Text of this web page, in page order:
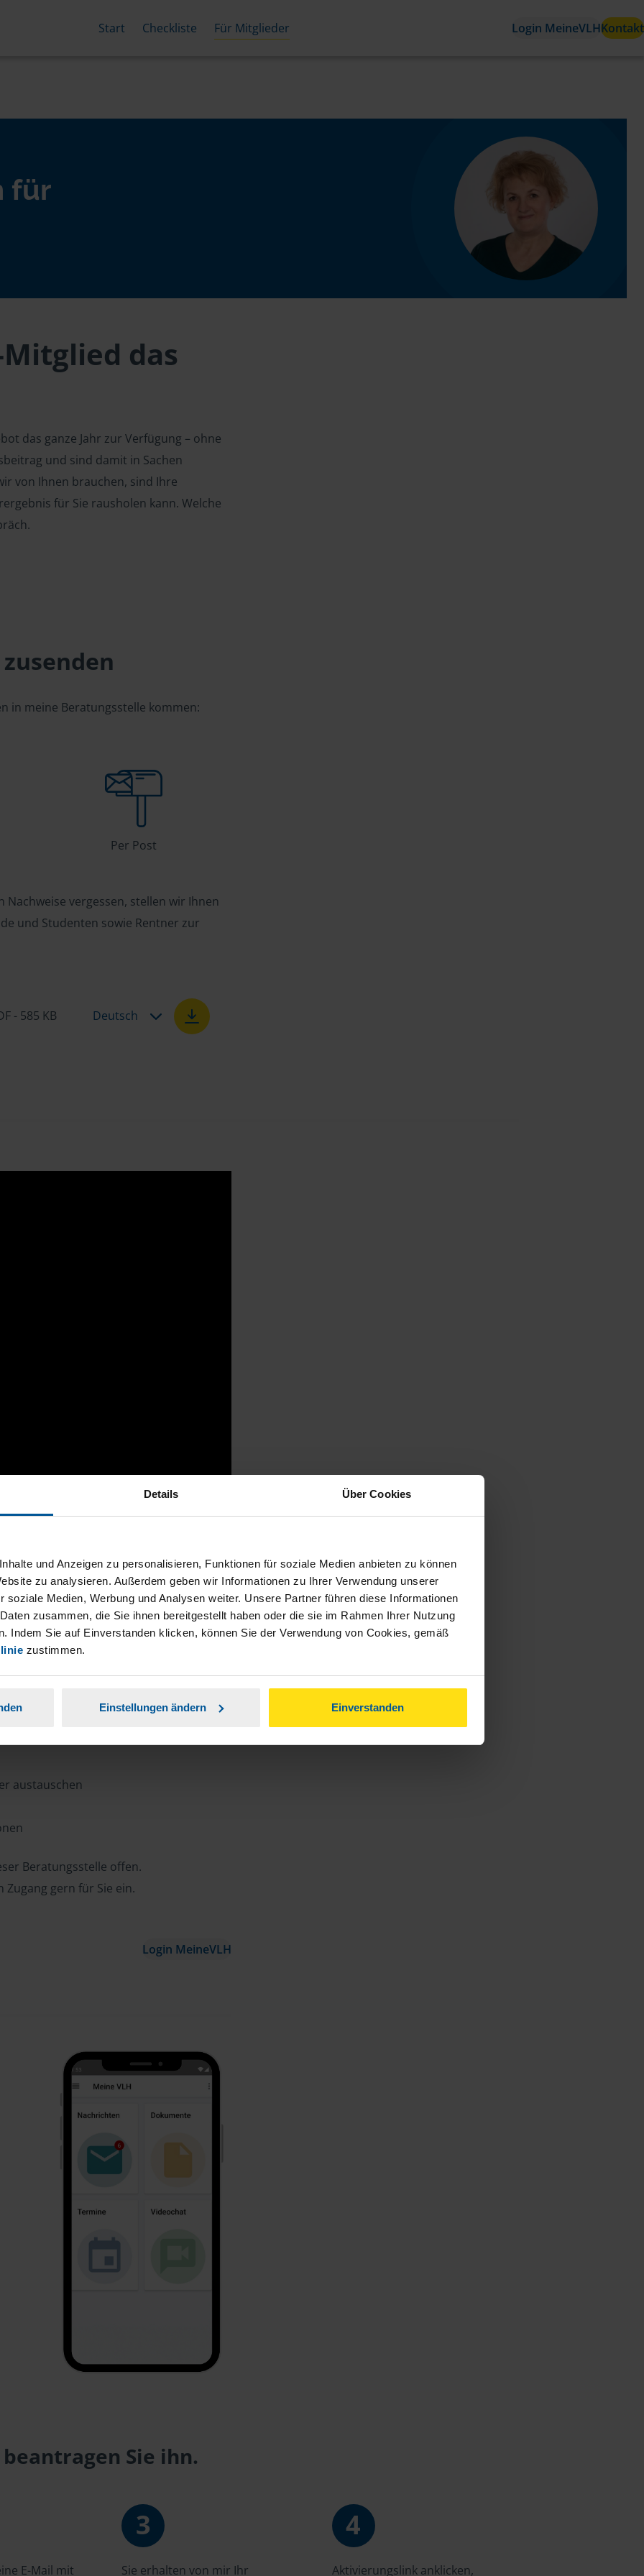
Details Über Cookies
und Anzeigen zu personalisieren, Funktionen für soziale Medien anbieten zu können
zu analysieren. Außerdem geben wir Informationen zu Ihrer Verwendung unserer
soziale Medien, Werbung und Analysen weiter. Unsere Partner führen diese Informationen
zusammen, die Sie ihnen bereitgestellt haben oder die sie im Rahmen Ihrer Nutzung
Indem Sie auf Einverstanden klicken, können Sie der Verwendung von Cookies, gemäß
zustimmen.
Einstellungen ändern Einverstanden
Start Checkliste Für Mitglieder Login MeineVLHKontakt
für
das
das ganze Jahr zur Verfügung – ohne
und sind damit in Sachen
von Ihnen brauchen, sind Ihre
für Sie rausholen kann. Welche
in meine Beratungsstelle kommen:
Per Post
vergessen, stellen wir Ihnen
und Studenten sowie Rentner zur
- 585 KB Deutsch
Zeit und Porto sparen und jederzeit
austauschen
Beratungsstelle offen.
gern für Sie ein.
Login MeineVLH
Sie ihn.
E-Mail mit
3
Sie erhalten von mir Ihr
4
Aktivierungslink anklicken,